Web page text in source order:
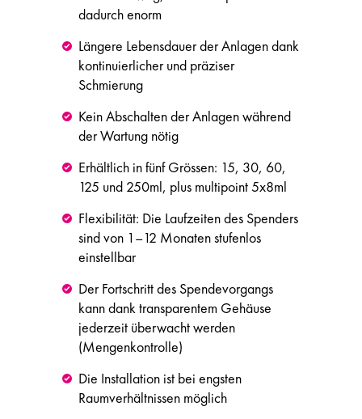
dadurch enorm
Längere Lebensdauer der Anlagen dank
kontinuierlicher und präziser
Schmierung
Kein Abschalten der Anlagen während
der Wartung nötig
Erhältlich in fünf Grössen: 15, 30, 60,
125 und 250ml, plus multipoint 5x8ml
Flexibilität: Die Laufzeiten des Spenders
sind von 1–12 Monaten stufenlos
einstellbar
Der Fortschritt des Spendevorgangs
kann dank transparentem Gehäuse
jederzeit überwacht werden
(Mengenkontrolle)
Die Installation ist bei engsten
Raumverhältnissen möglich